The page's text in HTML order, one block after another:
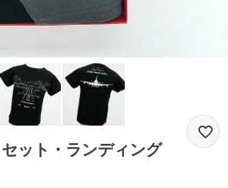
ット・ランディング